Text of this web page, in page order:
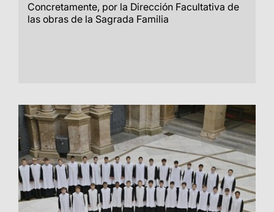
Concretamente, por la Dirección Facultativa de
las obras de la Sagrada Familia